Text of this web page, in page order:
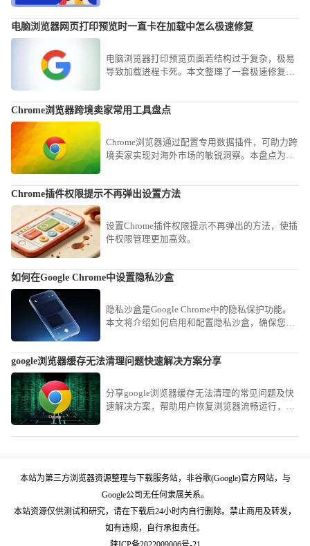
电脑浏览器网页打印预览时一直卡在加载中怎么极速修复
电脑浏览器打印预览页面若结构过于复杂，极易
导致加载进程卡死。本文整理了一套极速修复方
Chrome浏览器跨境卖家常用工具盘点
Chrome浏览器通过配置专用数据插件，可助力跨
境卖家实现对海外市场的敏锐洞察。本盘点为您
Chrome插件权限提示不再弹出设置方法
设置Chrome插件权限提示不再弹出的方法，使插
件权限管理更加高效。
如何在Google Chrome中设置隐私沙盒
隐私沙盒是Google Chrome中的隐私保护功能。
本文将介绍如何启用和配置隐私沙盒，确保您的
google浏览器缓存无法清理问题快速解决方案分享
分享google浏览器缓存无法清理的常见问题及快
速解决方案，帮助用户恢复浏览器流畅运行，提
本站为第三方浏览器资源整理与下载服务站，非谷歌(Google)官方网站，与
Google公司无任何隶属关系。
本站资源仅供测试和研究，请在下载后24小时内自行删除。禁止商用及转发，
如有违规，自行承担责任。